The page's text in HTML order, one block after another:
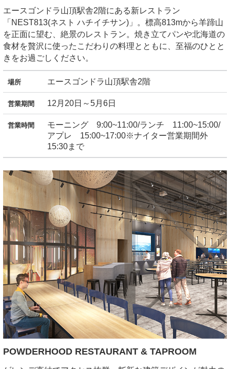
エースゴンドラ山頂駅舎2階にある新レストラン
「NEST813(ネスト ハチイチサン)」。標高813mから羊蹄山
を正面に望む、絶景のレストラン。焼き立てパンや北海道の
食材を贅沢に使ったこだわりの料理とともに、至福のひとと
きをお過ごしください。
場所 エースゴンドラ山頂駅舎2階
営業期間 12月20日～5月6日
営業時間
モーニング 9:00~11:00/ランチ 11:00~15:00/
アプレ 15:00~17:00※ナイター営業期間外
15:30まで
POWDERHOOD RESTAURANT & TAPROOM